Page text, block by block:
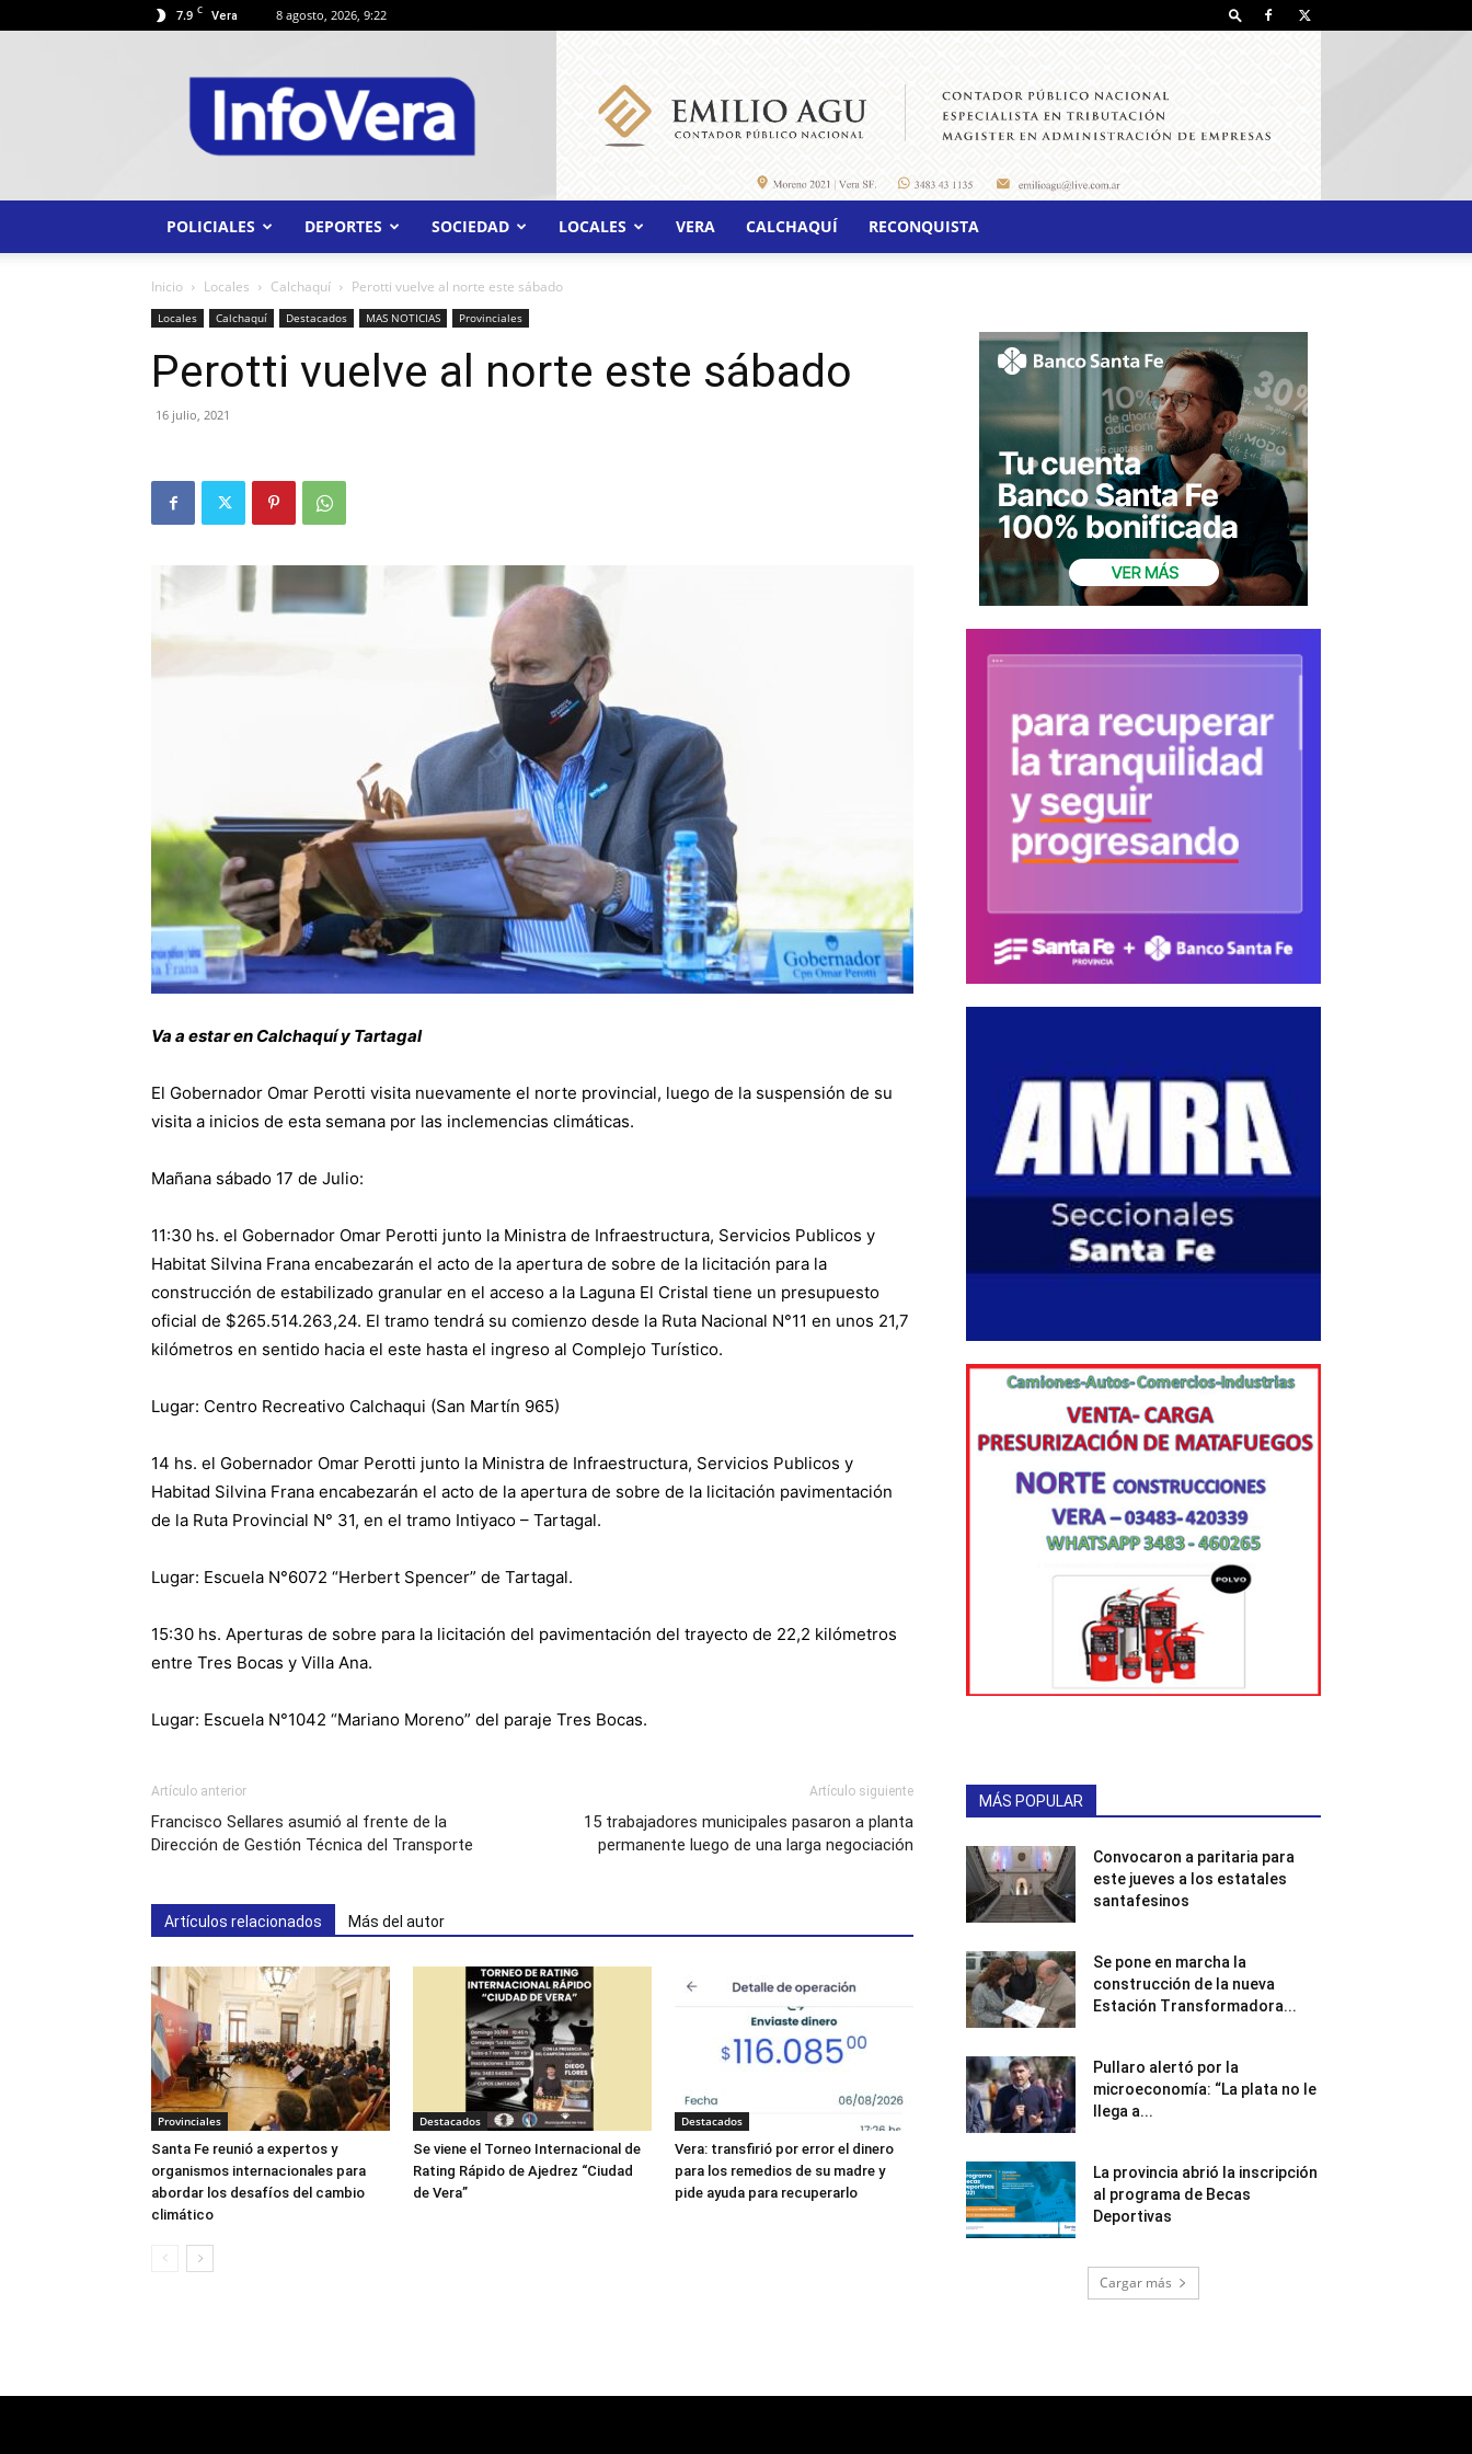
7.9 C Vera 8 agosto, 2026, 9:22
INFO
VERA
POLICIALES DEPORTES SOCIEDAD LOCALES VERA CALCHAQUÍ RECONQUISTA
Inicio Locales Calchaquí Perotti vuelve al norte este sábado
Locales Calchaquí Destacados MAS NOTICIAS Provinciales
Perotti vuelve al norte este sábado
16 julio, 2021
Va a estar en Calchaquí y Tartagal
El Gobernador Omar Perotti visita nuevamente el norte provincial, luego de la suspensión de su
visita a inicios de esta semana por las inclemencias climáticas.
Mañana sábado 17 de Julio:
11:30 hs. el Gobernador Omar Perotti junto la Ministra de Infraestructura, Servicios Publicos y
Habitat Silvina Frana encabezarán el acto de la apertura de sobre de la licitación para la
construcción de estabilizado granular en el acceso a la Laguna El Cristal tiene un presupuesto
oficial de $265.514.263,24. El tramo tendrá su comienzo desde la Ruta Nacional N°11 en unos 21,7
kilómetros en sentido hacia el este hasta el ingreso al Complejo Turístico.
Lugar: Centro Recreativo Calchaqui (San Martín 965)
14 hs. el Gobernador Omar Perotti junto la Ministra de Infraestructura, Servicios Publicos y
Habitad Silvina Frana encabezarán el acto de la apertura de sobre de la licitación pavimentación
de la Ruta Provincial N° 31, en el tramo Intiyaco – Tartagal.
Lugar: Escuela N°6072 “Herbert Spencer” de Tartagal.
15:30 hs. Aperturas de sobre para la licitación del pavimentación del trayecto de 22,2 kilómetros
entre Tres Bocas y Villa Ana.
Lugar: Escuela N°1042 “Mariano Moreno” del paraje Tres Bocas.
Artículo anterior
Francisco Sellares asumió al frente de la
Dirección de Gestión Técnica del Transporte
Artículo siguiente
15 trabajadores municipales pasaron a planta
permanente luego de una larga negociación
Artículos relacionados Más del autor
Provinciales
Santa Fe reunió a expertos y
organismos internacionales para
abordar los desafíos del cambio
climático
Destacados
Se viene el Torneo Internacional de
Rating Rápido de Ajedrez “Ciudad
de Vera”
Destacados
Vera: transfirió por error el dinero
para los remedios de su madre y
pide ayuda para recuperarlo
MÁS POPULAR
Convocaron a paritaria para
este jueves a los estatales
santafesinos
Se pone en marcha la
construcción de la nueva
Estación Transformadora...
Pullaro alertó por la
microeconomía: “La plata no le
llega a...
La provincia abrió la inscripción
al programa de Becas
Deportivas
Cargar más